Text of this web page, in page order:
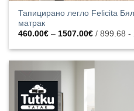
Тапицирано легло Felicita
матрак
460.00€ – 1507.00€Price
460.00€
/ 899.68 -